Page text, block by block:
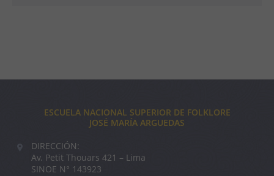
ESCUELA NACIONAL SUPERIOR DE FOLKLORE
JOSÉ MARÍA ARGUEDAS
DIRECCIÓN:
Av. Petit Thouars 421 – Lima
SINOE N° 143923